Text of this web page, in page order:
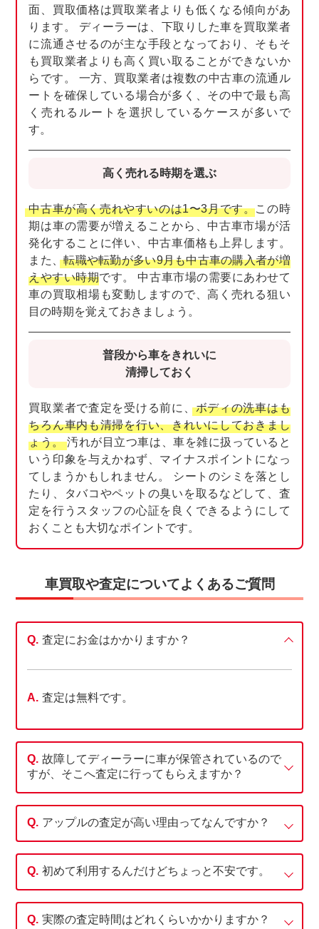
面、買取価格は買取業者よりも低くなる傾向があ
ります。 ディーラーは、下取りした車を買取業者
に流通させるのが主な手段となっており、そもそ
も買取業者よりも高く買い取ることができないか
らです。 一方、買取業者は複数の中古車の流通ル
ートを確保している場合が多く、その中で最も高
く売れるルートを選択しているケースが多いで
す。
高く売れる時期を選ぶ
中古車が高く売れやすいのは1〜3月です。この時
期は車の需要が増えることから、中古車市場が活
発化することに伴い、中古車価格も上昇します。
また、転職や転勤が多い9月も中古車の購入者が増
えやすい時期です。 中古車市場の需要にあわせて
車の買取相場も変動しますので、高く売れる狙い
目の時期を覚えておきましょう。
普段から車をきれいに
清掃しておく
買取業者で査定を受ける前に、ボディの洗車はも
ちろん車内も清掃を行い、きれいにしておきまし
ょう。汚れが目立つ車は、車を雑に扱っていると
いう印象を与えかねず、マイナスポイントになっ
てしまうかもしれません。 シートのシミを落とし
たり、タバコやペットの臭いを取るなどして、査
定を行うスタッフの心証を良くできるようにして
おくことも大切なポイントです。
車買取や査定についてよくあるご質問
査定にお金はかかりますか？
査定は無料です。
故障してディーラーに車が保管されているので
すが、そこへ査定に行ってもらえますか？
アップルの査定が高い理由ってなんですか？
初めて利用するんだけどちょっと不安です。
実際の査定時間はどれくらいかかりますか？